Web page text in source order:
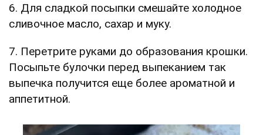
6. Для сладкой посыпки смешайте холодное
сливочное масло, сахар и муку.
7. Перетрите руками до образования крошки.
Посыпьте булочки перед выпеканием так
выпечка получится еще более ароматной и
аппетитной.